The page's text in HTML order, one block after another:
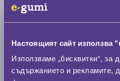
Настоящият сайт използва
Използваме „бисквитки“, за
съдържанието и рекламите,